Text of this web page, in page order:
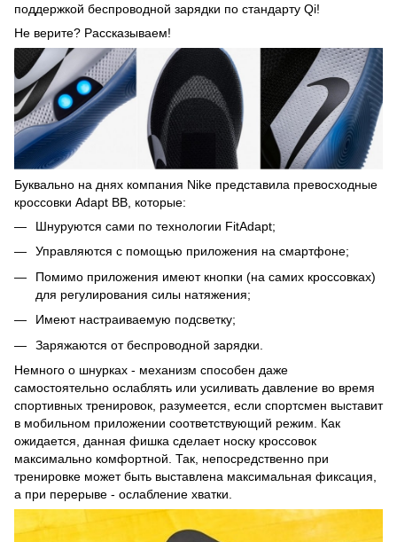
поддержкой беспроводной зарядки по стандарту Qi!
Не верите? Рассказываем!
Буквально на днях компания Nike представила превосходные
кроссовки Adapt BB, которые:
Шнуруются сами по технологии FitAdapt;
Управляются с помощью приложения на смартфоне;
Помимо приложения имеют кнопки (на самих кроссовках)
для регулирования силы натяжения;
Имеют настраиваемую подсветку;
Заряжаются от беспроводной зарядки.
Немного о шнурках - механизм способен даже
самостоятельно ослаблять или усиливать давление во время
спортивных тренировок, разумеется, если спортсмен выставит
в мобильном приложении соответствующий режим. Как
ожидается, данная фишка сделает носку кроссовок
максимально комфортной. Так, непосредственно при
тренировке может быть выставлена максимальная фиксация,
а при перерыве - ослабление хватки.